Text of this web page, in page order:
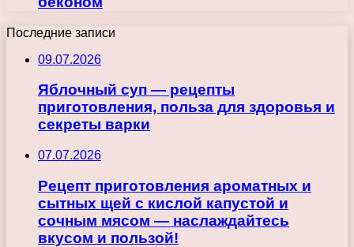
Последние записи
09.07.2026
Яблочный суп — рецепты
приготовления, польза для здоровья и
секреты варки
07.07.2026
Рецепт приготовления ароматных и
сытных щей с кислой капустой и
сочным мясом — наслаждайтесь
вкусом и пользой!